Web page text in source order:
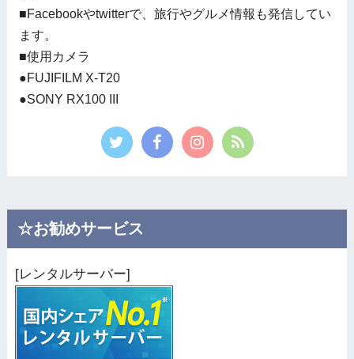
■Facebookやtwitterで、旅行やグルメ情報も発信してい
ます。
■使用カメラ
●FUJIFILM X-T20
●SONY RX100 III
☆お勧めサービス
[レンタルサーバー]